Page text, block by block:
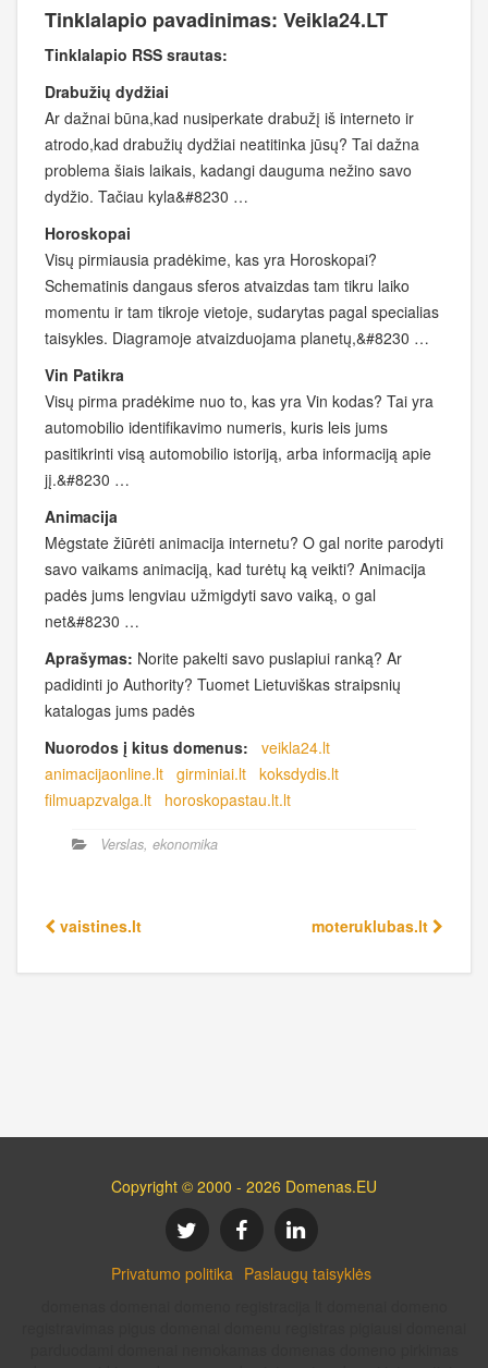
Tinklalapio pavadinimas: Veikla24.LT
Tinklalapio RSS srautas:
Drabužių dydžiai
Ar dažnai būna,kad nusiperkate drabužį iš interneto ir
atrodo,kad drabužių dydžiai neatitinka jūsų? Tai dažna
problema šiais laikais, kadangi dauguma nežino savo
dydžio. Tačiau kyla&#8230 …
Horoskopai
Visų pirmiausia pradėkime, kas yra Horoskopai?
Schematinis dangaus sferos atvaizdas tam tikru laiko
momentu ir tam tikroje vietoje, sudarytas pagal specialias
taisykles. Diagramoje atvaizduojama planetų,&#8230 …
Vin Patikra
Visų pirma pradėkime nuo to, kas yra Vin kodas? Tai yra
automobilio identifikavimo numeris, kuris leis jums
pasitikrinti visą automobilio istoriją, arba informaciją apie
jį.&#8230 …
Animacija
Mėgstate žiūrėti animacija internetu? O gal norite parodyti
savo vaikams animaciją, kad turėtų ką veikti? Animacija
padės jums lengviau užmigdyti savo vaiką, o gal
net&#8230 …
Aprašymas: Norite pakelti savo puslapiui ranką? Ar
padidinti jo Authority? Tuomet Lietuviškas straipsnių
katalogas jums padės
Nuorodos į kitus domenus:
veikla24.lt
animacijaonline.lt girminiai.lt koksdydis.lt
filmuapzvalga.lt
horoskopastau.lt.lt
Verslas, ekonomika
vaistines.lt moteruklubas.lt
Copyright © 2000 - 2026 Domenas.EU
Privatumo politika Paslaugų taisyklės